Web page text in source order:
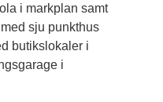
i markplan samt
sju punkthus
butikslokaler i
i